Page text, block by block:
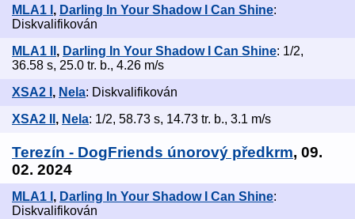
MLA1 I , Darling In Your Shadow I Can Shine:
Diskvalifikován
MLA1 II , Darling In Your Shadow I Can Shine: 1/2,
36.58 s, 25.0 tr. b., 4.26 m/s
XSA2 I , Nela: Diskvalifikován
XSA2 II , Nela: 1/2, 58.73 s, 14.73 tr. b., 3.1 m/s
Terezín - DogFriends únorový předkrm, 09.
02. 2024
MLA1 I , Darling In Your Shadow I Can Shine:
Diskvalifikován